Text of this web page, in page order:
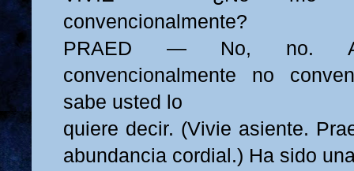
convencionalmente?
PRAED — No, no.
convencionalmente no
sabe usted lo
quiere decir. (Vivie asiente.
abundancia cordial.) Ha sido